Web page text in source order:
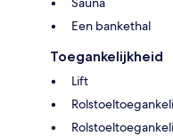
Een bankethal
Toegankelijkheid
Lift